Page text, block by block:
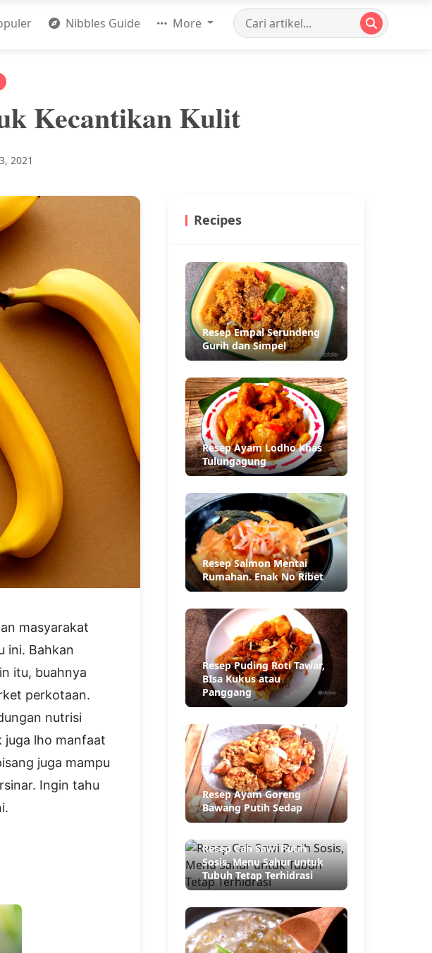
Nibbles Guide More
Kecantikan Kulit
2021
masyarakat
ini. Bahkan
itu, buahnya
perkotaan.
nutrisi
juga lho manfaat
juga mampu
Ingin tahu
Recipes
Resep Empal Serundeng
Gurih dan Simpel
Resep Ayam Lodho Khas
Tulungagung
Resep Salmon Mentai
Rumahan. Enak No Ribet
Resep Puding Roti Tawar,
BIsa Kukus atau
Panggang
Resep Ayam Goreng
Bawang Putih Sedap
Resep Cah Sawi Putih
Sosis, Menu Sahur untuk
Tubuh Tetap Terhidrasi